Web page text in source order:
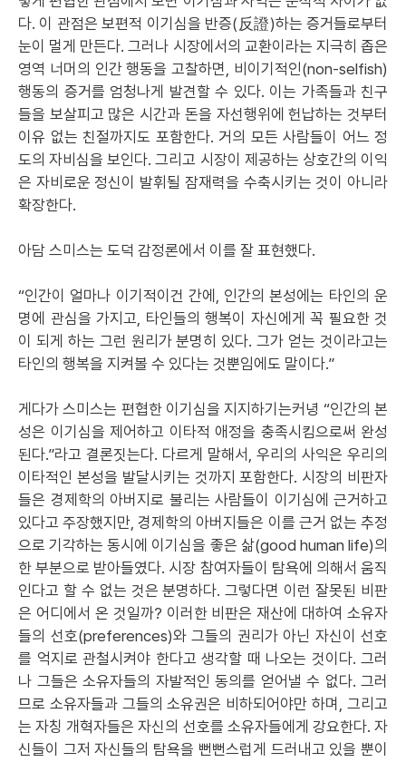
다. 이 관점은 보편적 이기심을 반증(反證)하는 증거들로부터
눈이 멀게 만든다. 그러나 시장에서의 교환이라는 지극히 좁은
영역 너머의 인간 행동을 고찰하면, 비이기적인(non-selfish)
행동의 증거를 엄청나게 발견할 수 있다. 이는 가족들과 친구
들을 보살피고 많은 시간과 돈을 자선행위에 헌납하는 것부터
이유 없는 친절까지도 포함한다. 거의 모든 사람들이 어느 정
도의 자비심을 보인다. 그리고 시장이 제공하는 상호간의 이익
은 자비로운 정신이 발휘될 잠재력을 수축시키는 것이 아니라
확장한다.
아담 스미스는 도덕 감정론에서 이를 잘 표현했다.
“인간이 얼마나 이기적이건 간에, 인간의 본성에는 타인의 운
명에 관심을 가지고, 타인들의 행복이 자신에게 꼭 필요한 것
이 되게 하는 그런 원리가 분명히 있다. 그가 얻는 것이라고는
타인의 행복을 지켜볼 수 있다는 것뿐임에도 말이다.”
게다가 스미스는 편협한 이기심을 지지하기는커녕 “인간의 본
성은 이기심을 제어하고 이타적 애정을 충족시킴으로써 완성
된다.”라고 결론짓는다. 다르게 말해서, 우리의 사익은 우리의
이타적인 본성을 발달시키는 것까지 포함한다. 시장의 비판자
들은 경제학의 아버지로 불리는 사람들이 이기심에 근거하고
있다고 주장했지만, 경제학의 아버지들은 이를 근거 없는 추정
으로 기각하는 동시에 이기심을 좋은 삶(good human life)의
한 부분으로 받아들였다. 시장 참여자들이 탐욕에 의해서 움직
인다고 할 수 없는 것은 분명하다. 그렇다면 이런 잘못된 비판
은 어디에서 온 것일까? 이러한 비판은 재산에 대하여 소유자
들의 선호(preferences)와 그들의 권리가 아닌 자신이 선호
를 억지로 관철시켜야 한다고 생각할 때 나오는 것이다. 그러
나 그들은 소유자들의 자발적인 동의를 얻어낼 수 없다. 그러
므로 소유자들과 그들의 소유권은 비하되어야만 하며, 그리고
는 자칭 개혁자들은 자신의 선호를 소유자들에게 강요한다. 자
신들이 그저 자신들의 탐욕을 뻔뻔스럽게 드러내고 있을 뿐이